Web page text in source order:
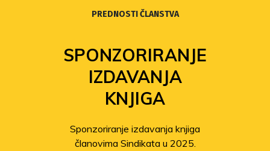
PREDNOSTI ČLANSTVA
SPONZORIRANJE
IZDAVANJA
KNJIGA
Sponzoriranje izdavanja knjiga
članovima Sindikata u 2025.